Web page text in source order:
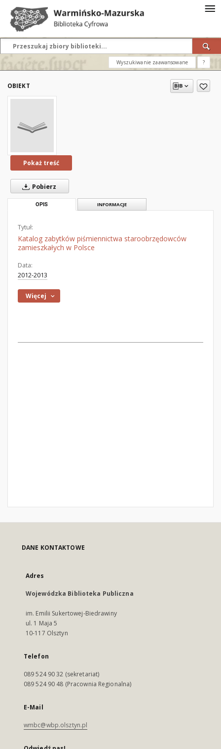
Wyszukiwanie zaawansowane ?
OBIEKT
Pokaż treść
Pobierz
OPIS INFORMACJE
Tytuł:
Katalog zabytków piśmiennictwa staroobrzędowców
zamieszkałych w Polsce
Data:
2012-2013
Więcej
DANE KONTAKTOWE
Adres
Wojewódzka Biblioteka Publiczna
im. Emilii Sukertowej-Biedrawiny
ul. 1 Maja 5
10-117 Olsztyn
Telefon
089 524 90 32 (sekretariat)
089 524 90 48 (Pracownia Regionalna)
E-Mail
wmbc@wbp.olsztyn.pl